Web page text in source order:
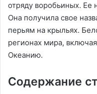
отряду воробьиных. Ее
Она получила свое
перьям на крыльях.
регионах мира,
Океанию.
Содержание